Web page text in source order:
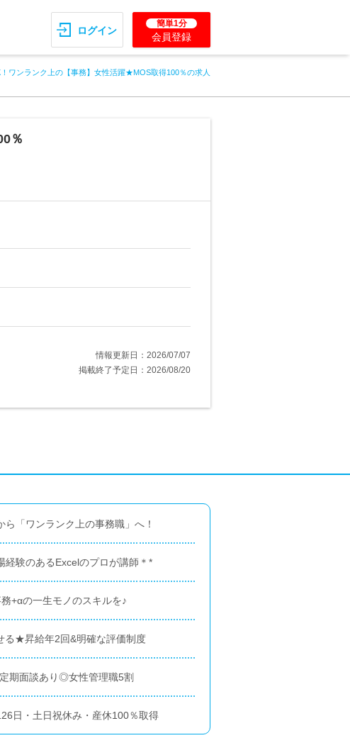
ログイン
簡単1分
会員登録
ワンランク上の【事務】女性活躍★MOS取得100％の求人
％
情報更新日：2026/07/07
掲載終了予定日：2026/08/20
「ワンランク上の事務職」へ！
経験のあるExcelのプロが講師＊*
+αの一生モノのスキルを♪
る★昇給年2回&明確な評価制度
期面談あり◎女性管理職5割
日・土日祝休み・産休100％取得